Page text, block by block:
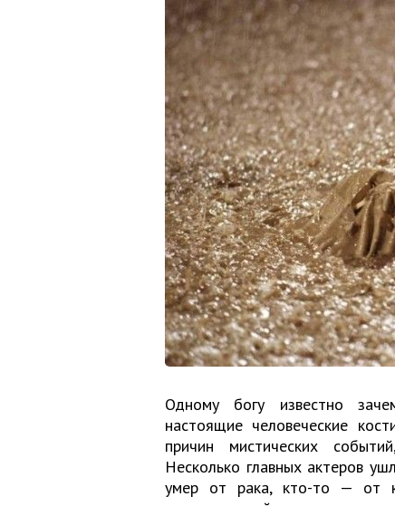
Одному богу известно
настоящие человеческие
причин мистических
Несколько главных актеров
умер от рака, кто-то — от